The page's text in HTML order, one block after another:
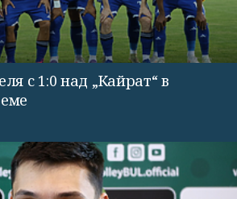
с 1:0 над „Кайрат“ в